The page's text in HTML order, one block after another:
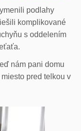
podlahy
komplikované
s oddelením
nám pani domu
pred telkou v